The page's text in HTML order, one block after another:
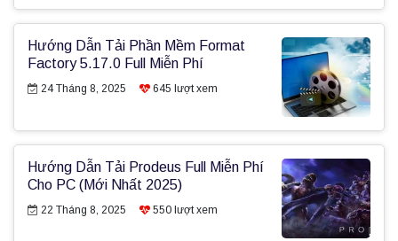
Hướng Dẫn Tải Phần Mềm Format
Factory 5.17.0 Full Miễn Phí
24 Tháng 8, 2025 645 lượt xem
Hướng Dẫn Tải Prodeus Full Miễn Phí
Cho PC (Mới Nhất 2025)
22 Tháng 8, 2025 550 lượt xem